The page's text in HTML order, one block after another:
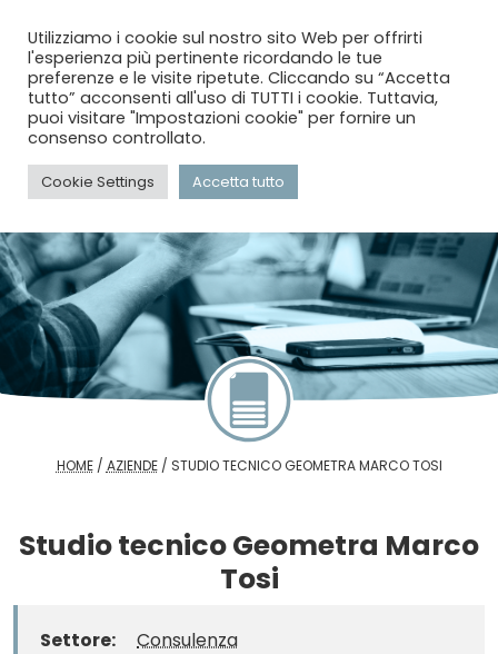
menu
HOME/ AZIENDE/ STUDIO TECNICO GEOMETRA MARCO TOSI
Studio tecnico Geometra Marco
Tosi
Settore: Consulenza
Utilizziamo i cookie sul nostro sito Web per offrirti
l'esperienza più pertinente ricordando le tue
preferenze e le visite ripetute. Cliccando su “Accetta
tutto” acconsenti all'uso di TUTTI i cookie. Tuttavia,
puoi visitare "Impostazioni cookie" per fornire un
consenso controllato.
Cookie Settings Accetta tutto